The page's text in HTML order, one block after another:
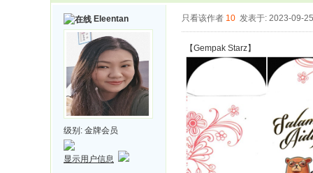
Eleentan
级别: 金牌会员
显示用户信息
只看该作者 10 发表于: 2023-09-25
【Gempak Starz】